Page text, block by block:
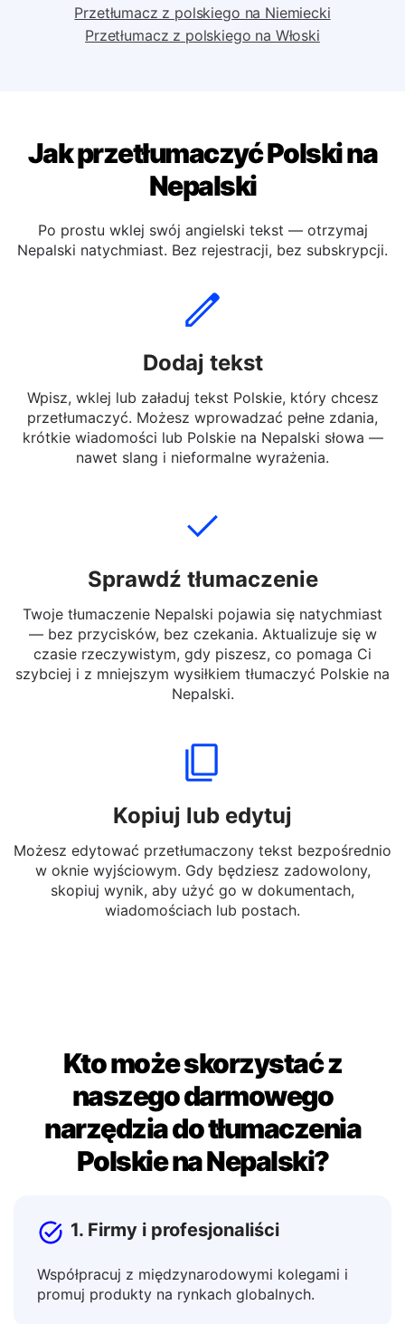
Przetłumacz z polskiego na Francuski
Przetłumacz z polskiego na Hiszpański
Jak przetłumaczyć Polski na
Nepalski
Nepalski natychmiast. Bez rejestracji, bez subskrypcji.
Dodaj tekst
Wpisz, wklej lub załaduj tekst Polskie, który chcesz
przetłumaczyć. Możesz wprowadzać pełne zdania,
Sprawdź tłumaczenie
Twoje tłumaczenie Nepalski pojawia się natychmiast
— bez przycisków, bez czekania. Aktualizuje się w
czasie rzeczywistym, gdy piszesz, co pomaga Ci
Nepalski.
Kopiuj lub edytuj
Możesz edytować przetłumaczony tekst bezpośrednio
w oknie wyjściowym. Gdy będziesz zadowolony,
Kto może skorzystać z
naszego darmowego
narzędzia do tłumaczenia
1. Firmy i profesjonaliści